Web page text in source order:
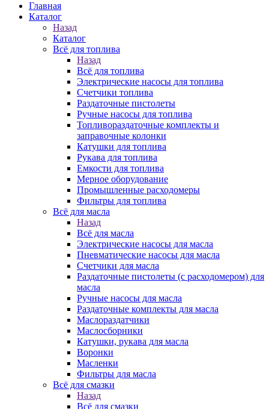
Главная
Каталог
Назад
Каталог
Всё для топлива
Назад
Всё для топлива
Электрические насосы для топлива
Счетчики топлива
Раздаточные пистолеты
Ручные насосы для топлива
Топливораздаточные комплекты и
заправочные колонки
Катушки для топлива
Рукава для топлива
Емкости для топлива
Мерное оборудование
Промышленные расходомеры
Фильтры для топлива
Всё для масла
Назад
Всё для масла
Электрические насосы для масла
Пневматические насосы для масла
Счетчики для масла
Раздаточные пистолеты (с расходомером) для
масла
Ручные насосы для масла
Раздаточные комплекты для масла
Маслораздатчики
Маслосборники
Катушки, рукава для масла
Воронки
Масленки
Фильтры для масла
Всё для смазки
Назад
Всё для смазки